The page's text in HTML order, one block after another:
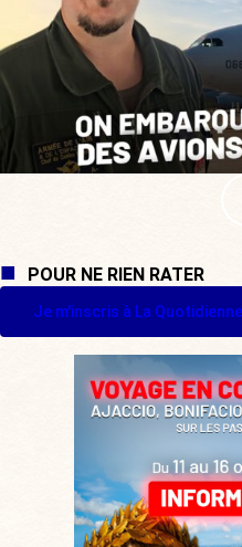
POUR NE RIEN RATER
Je m'inscris à La